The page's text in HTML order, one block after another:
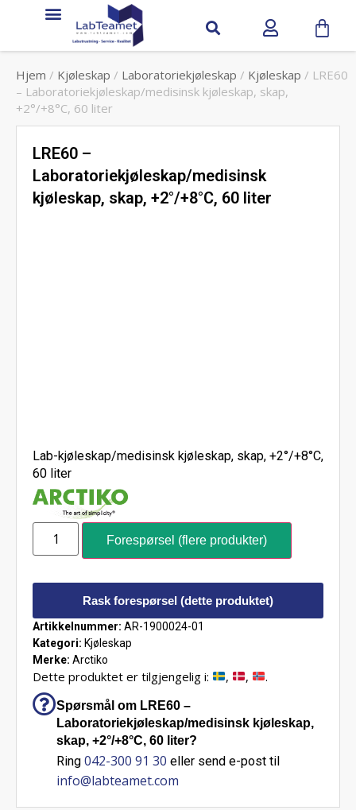
Hjem / Kjøleskap / Laboratoriekjøleskap / Kjøleskap / LRE60
– Laboratoriekjøleskap/medisinsk kjøleskap, skap,
+2°/+8°C, 60 liter
LRE60 –
Laboratoriekjøleskap/medisinsk
kjøleskap, skap, +2°/+8°C, 60 liter
Lab-kjøleskap/medisinsk kjøleskap, skap, +2°/+8°C,
60 liter
Forespørsel (flere produkter)
Rask forespørsel (dette produktet)
Artikkelnummer: AR-1900024-01
Kategori: Kjøleskap
Merke: Arctiko
Dette produktet er tilgjengelig i: , , .
Spørsmål om LRE60 –
Laboratoriekjøleskap/medisinsk kjøleskap,
skap, +2°/+8°C, 60 liter?
Ring 042-300 91 30 eller send e-post til
info@labteamet.com